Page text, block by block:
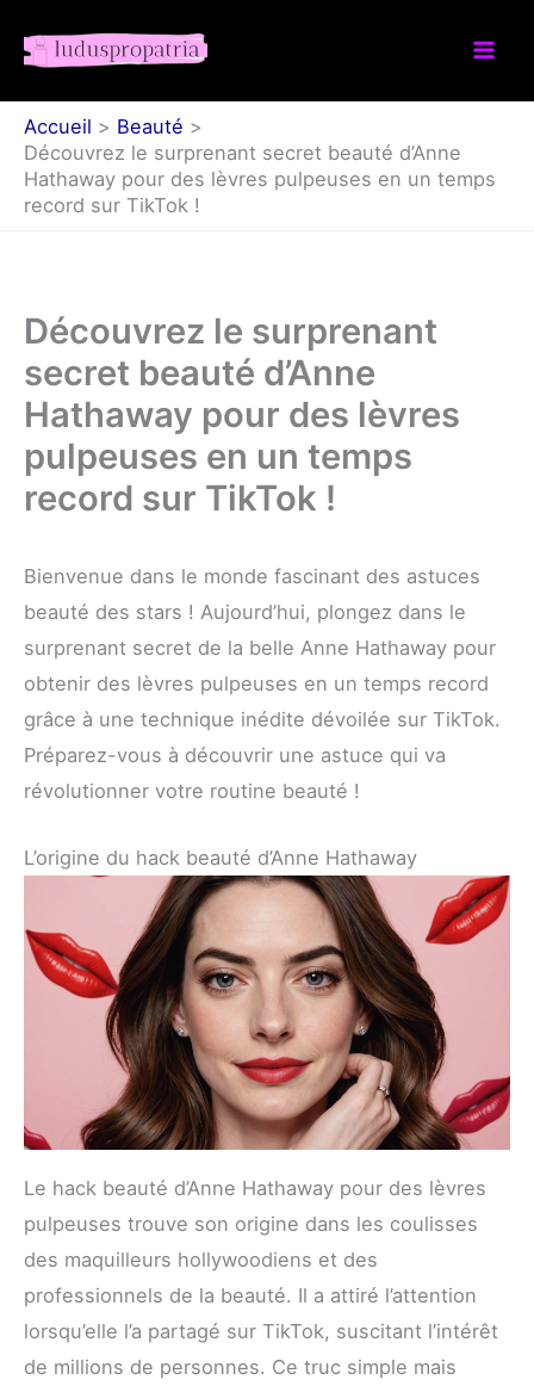
Accueil
Beauté
Découvrez le surprenant secret beauté d’Anne
Hathaway pour des lèvres pulpeuses en un temps
record sur TikTok !
Découvrez le surprenant
secret beauté d’Anne
Hathaway pour des lèvres
pulpeuses en un temps
record sur TikTok !
Bienvenue dans le monde fascinant des astuces
beauté des stars ! Aujourd’hui, plongez dans le
surprenant secret de la belle Anne Hathaway pour
obtenir des lèvres pulpeuses en un temps record
grâce à une technique inédite dévoilée sur TikTok.
Préparez-vous à découvrir une astuce qui va
révolutionner votre routine beauté !
L’origine du hack beauté d’Anne Hathaway
Le hack beauté d’Anne Hathaway pour des lèvres
pulpeuses trouve son origine dans les coulisses
des maquilleurs hollywoodiens et des
professionnels de la beauté. Il a attiré l’attention
lorsqu’elle l’a partagé sur TikTok, suscitant l’intérêt
de millions de personnes. Ce truc simple mais